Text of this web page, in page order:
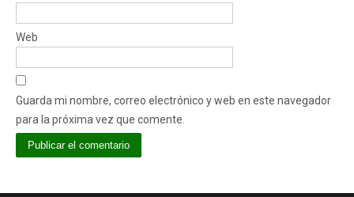
Web
Guarda mi nombre, correo electrónico y web en este navegador
para la próxima vez que comente.